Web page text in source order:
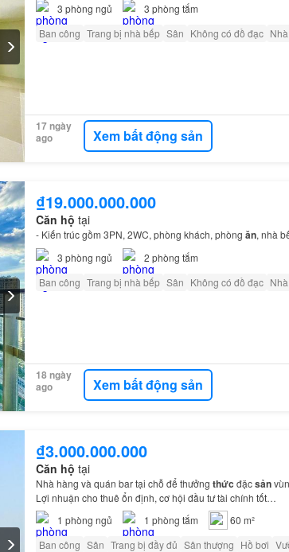
3 phòng ngủ 3 phòng tắm
Ban công Trang bị nhà bếp Sân Không có đồ đạc
17 ngày
ago
Xem bất động sản
₫19.000.000.000
Căn hộ tại
- Kiến trúc gồm 3PN, 2WC, phòng khách, phòng ăn, nhà
3 phòng ngủ 2 phòng tắm
Ban công Trang bị nhà bếp Sân Không có đồ đạc
18 ngày
ago
Xem bất động sản
₫3.000.000.000
Căn hộ tại
Nhà hàng và quán bar tại chỗ để thưởng thức đặcsản
Lợi nhuận cho thuê ổn định, cơ hội đầu tư tài chính tốt…
1 phòng ngủ 1 phòng tắm
60 m²
Ban công Sân Trang bị đầy đủ Sân thượng Hồ bơi